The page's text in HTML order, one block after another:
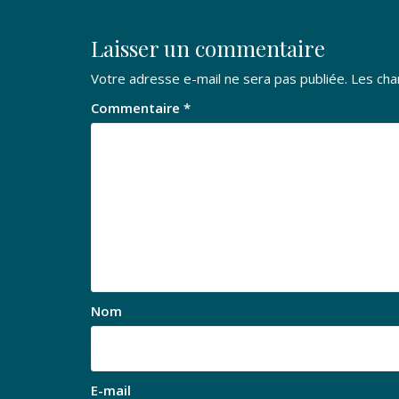
Laisser un commentaire
Votre adresse e-mail ne sera pas publiée. Les
Commentaire *
Nom
E-mail